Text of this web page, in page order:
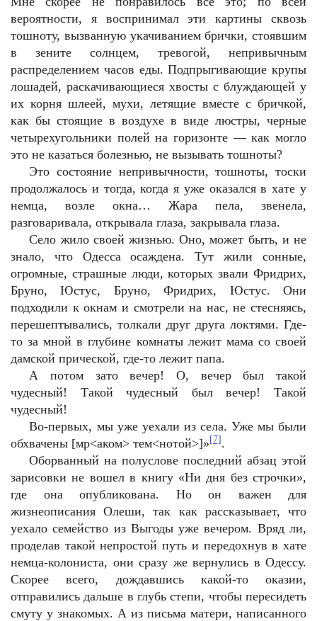
вероятности, я воспринимал эти картины сквозь
тошноту, вызванную укачиванием брички, стоявшим
в зените солнцем, тревогой, непривычным
распределением часов еды. Подпрыгивающие крупы
лошадей, раскачивающиеся хвосты с блуждающей у
их корня шлеей, мухи, летящие вместе с бричкой,
как бы стоящие в воздухе в виде люстры, черные
четырехугольники полей на горизонте — как могло
это не казаться болезнью, не вызывать тошноты?
Это состояние непривычности, тошноты, тоски
продолжалось и тогда, когда я уже оказался в хате у
немца, возле окна… Жара пела, звенела,
разговаривала, открывала глаза, закрывала глаза.
Село жило своей жизнью. Оно, может быть, и не
знало, что Одесса осаждена. Тут жили сонные,
огромные, страшные люди, которых звали Фридрих,
Бруно, Юстус, Бруно, Фридрих, Юстус. Они
подходили к окнам и смотрели на нас, не стесняясь,
перешептывались, толкали друг друга локтями. Где-
то за мной в глубине комнаты лежит мама со своей
дамской прической, где-то лежит папа.
А потом зато вечер! О, вечер был такой
чудесный! Такой чудесный был вечер! Такой
чудесный!
Во-первых, мы уже уехали из села. Уже мы были
обхвачены [мр<аком> тем<нотой>]» [7] .
Оборванный на полуслове последний абзац этой
зарисовки не вошел в книгу «Ни дня без строчки»,
где она опубликована. Но он важен для
жизнеописания Олеши, так как рассказывает, что
уехало семейство из Выгоды уже вечером. Вряд ли,
проделав такой непростой путь и передохнув в хате
немца-колониста, они сразу же вернулись в Одессу.
Скорее всего, дождавшись какой-то оказии,
отправились дальше в глубь степи, чтобы пересидеть
смуту у знакомых. А из письма матери, написанного